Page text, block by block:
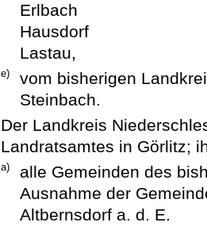
Erlbach
Hausdorf
Lastau,
e)
vom bisherigen
Steinbach.
Der Landkreis
Landratsamtes in Görlitz;
a)
alle Gemeinden des
Ausnahme der
Altbernsdorf a. d. E.